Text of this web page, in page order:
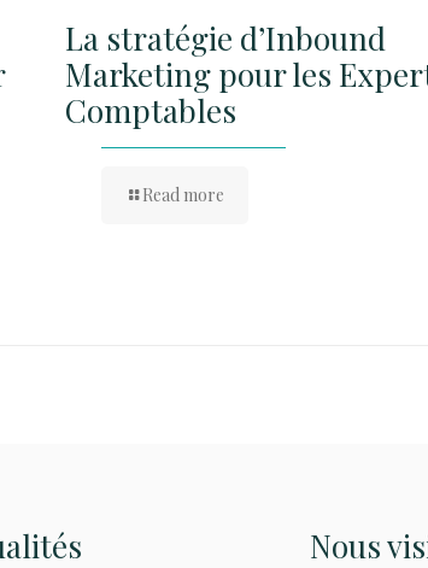
La stratégie d’Inbound
Marketing pour les
Comptables
Read more
Nous